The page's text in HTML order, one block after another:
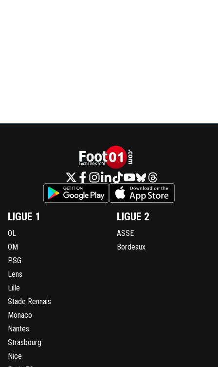
LIGUE 1
OL
OM
PSG
Lens
Lille
Stade Rennais
Monaco
Nantes
Strasbourg
Nice
LIGUE 2
ASSE
Bordeaux